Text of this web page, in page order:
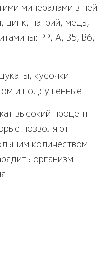
минералами в ней
цинк, натрий, медь,
РР, А, В5, В6,
кусочки
и подсушенные.
высокий процент
позволяют
количеством
организм